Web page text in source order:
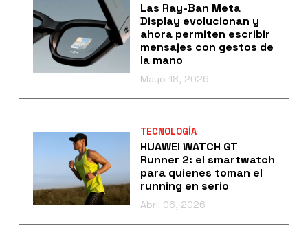
Las Ray-Ban Meta
Display evolucionan y
ahora permiten escribir
mensajes con gestos de
la mano
Mayo 18, 2026
TECNOLOGÍA
HUAWEI WATCH GT
Runner 2: el smartwatch
para quienes toman el
running en serio
Abril 06, 2026